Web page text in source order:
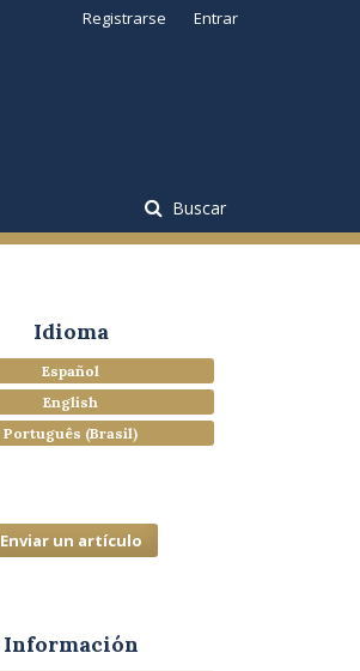
Buscar
Registrarse Entrar
Idioma
Español
English
Português (Brasil)
Enviar un artículo
Información